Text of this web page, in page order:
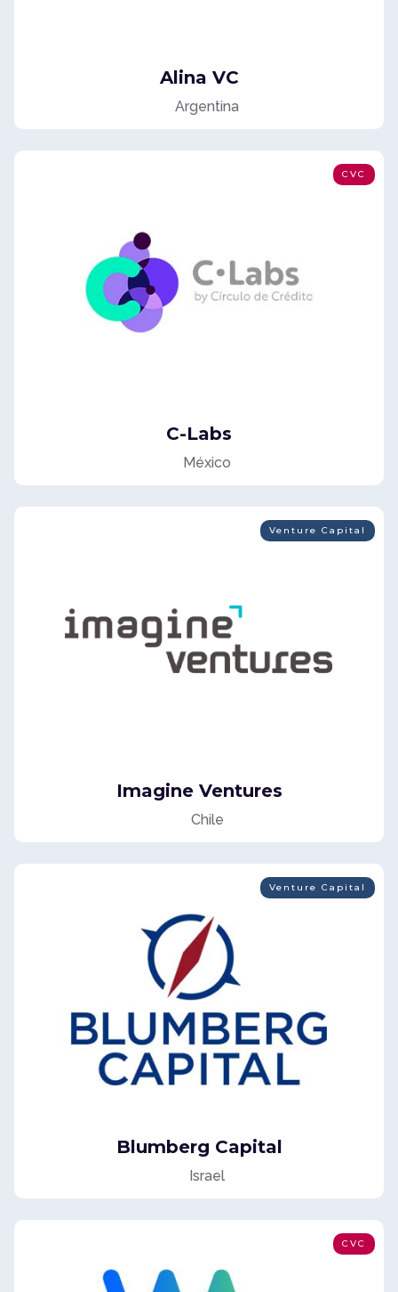
Alina VC
Argentina
CVC
C-Labs
México
Venture Capital
Imagine Ventures
Chile
Venture Capital
Blumberg Capital
Israel
CVC